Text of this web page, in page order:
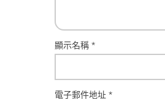
顯示名稱 *
電子郵件地址 *